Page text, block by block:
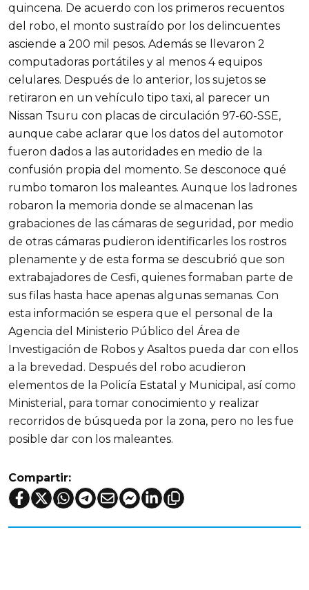
quincena. De acuerdo con los primeros recuentos
del robo, el monto sustraído por los delincuentes
asciende a 200 mil pesos. Además se llevaron 2
computadoras portátiles y al menos 4 equipos
celulares. Después de lo anterior, los sujetos se
retiraron en un vehículo tipo taxi, al parecer un
Nissan Tsuru con placas de circulación 97-60-SSE,
aunque cabe aclarar que los datos del automotor
fueron dados a las autoridades en medio de la
confusión propia del momento. Se desconoce qué
rumbo tomaron los maleantes. Aunque los ladrones
robaron la memoria donde se almacenan las
grabaciones de las cámaras de seguridad, por medio
de otras cámaras pudieron identificarles los rostros
plenamente y de esta forma se descubrió que son
extrabajadores de Cesfi, quienes formaban parte de
sus filas hasta hace apenas algunas semanas. Con
esta información se espera que el personal de la
Agencia del Ministerio Público del Área de
Investigación de Robos y Asaltos pueda dar con ellos
a la brevedad. Después del robo acudieron
elementos de la Policía Estatal y Municipal, así como
Ministerial, para tomar conocimiento y realizar
recorridos de búsqueda por la zona, pero no les fue
posible dar con los maleantes.
Compartir: